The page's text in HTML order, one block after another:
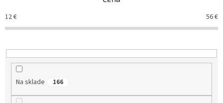
r
o
u
k
12€ 56€
Na sklade 166